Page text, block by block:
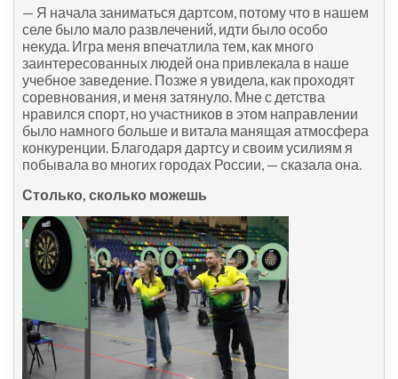
— Я начала заниматься дартсом, потому что в нашем
селе было мало развлечений, идти было особо
некуда. Игра меня впечатлила тем, как много
заинтересованных людей она привлекала в наше
учебное заведение. Позже я увидела, как проходят
соревнования, и меня затянуло. Мне с детства
нравился спорт, но участников в этом направлении
было намного больше и витала манящая атмосфера
конкуренции. Благодаря дартсу и своим усилиям я
побывала во многих городах России, — сказала она.
Столько, сколько можешь